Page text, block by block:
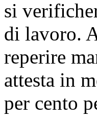
si
di lavoro.
reperire
attesta in
per cento